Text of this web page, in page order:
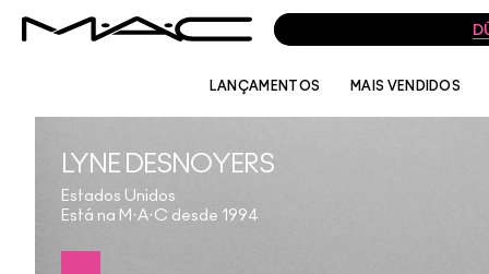
LANÇAMENTOS MAIS VENDIDOS
LYNE DESNOYERS
Estados Unidos
Está na M·A·C desde 1994